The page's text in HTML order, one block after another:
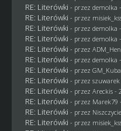
RE: Literówki - przez demolka
RE: Literówki - przez
RE: Literówki - przez demolka
RE: Literówki - przez demolka
RE: Literówki - przez
RE: Literówki - przez demolka
RE: Literówki - przez GM_Kuba
RE: Literówki - przez szuwarek
RE: Literówki - przez Areckis -
RE: Literówki - przez Marek79
RE: Literówki - przez
RE: Literówki - przez